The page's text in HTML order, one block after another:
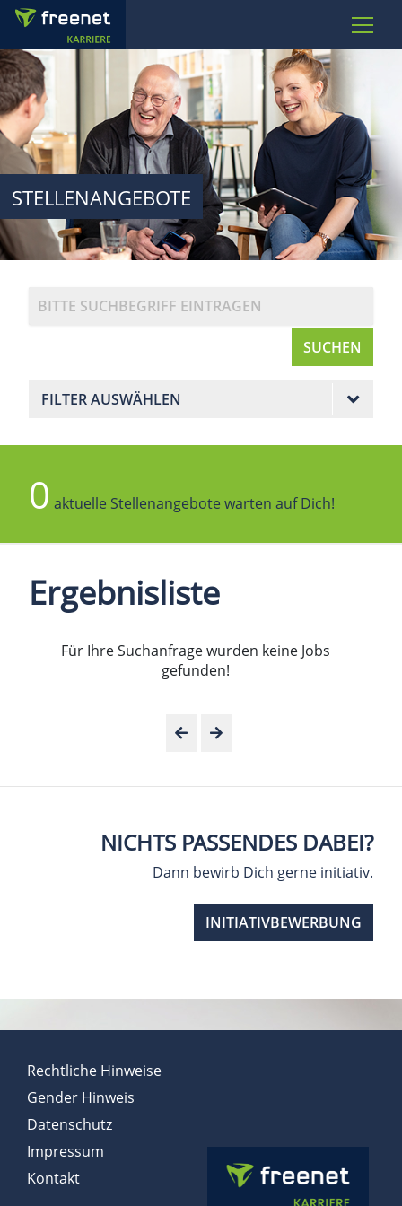
STELLENANGEBOTE
SUCHEN
FILTER AUSWÄHLEN
0 aktuelle Stellenangebote warten auf Dich!
Ergebnisliste
Für Ihre Suchanfrage wurden keine Jobs
gefunden!
NICHTS PASSENDES DABEI?
Dann bewirb Dich gerne initiativ.
INITIATIVBEWERBUNG
Rechtliche Hinweise
Gender Hinweis
Datenschutz
Impressum
Kontakt